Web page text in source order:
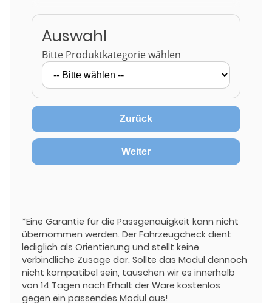
Auswahl
Bitte Produktkategorie wählen
Zurück
Weiter
*Eine Garantie für die Passgenauigkeit kann nicht
übernommen werden. Der Fahrzeugcheck dient
lediglich als Orientierung und stellt keine
verbindliche Zusage dar. Sollte das Modul dennoch
nicht kompatibel sein, tauschen wir es innerhalb
von 14 Tagen nach Erhalt der Ware kostenlos
gegen ein passendes Modul aus!